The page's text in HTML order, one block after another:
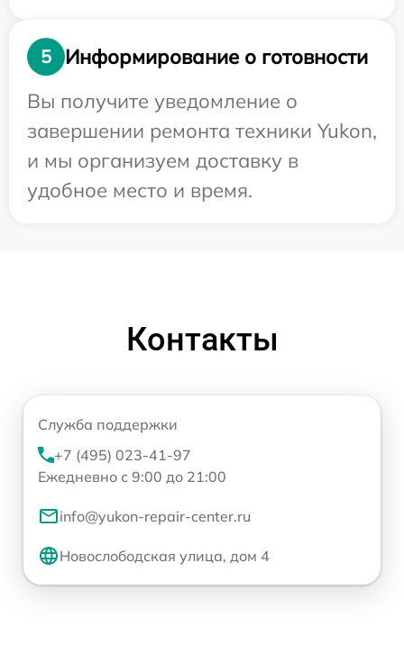
5
Информирование о готовности
Вы получите уведомление о
завершении ремонта техники Yukon,
и мы организуем доставку в
удобное место и время.
Контакты
Служба поддержки
+7 (495) 023-41-97
Ежедневно с 9:00 до 21:00
info@yukon-repair-center.ru
Новослободская улица, дом 4